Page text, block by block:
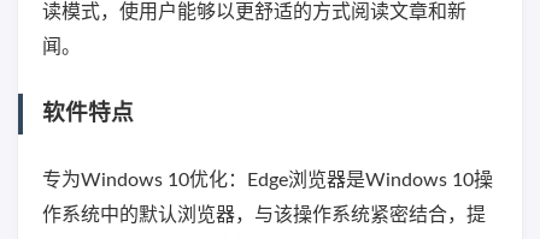
读模式，使用户能够以更舒适的方式阅读文章和新
闻。
软件特点
专为Windows 10优化：Edge浏览器是Windows 10操
作系统中的默认浏览器，与该操作系统紧密结合，提